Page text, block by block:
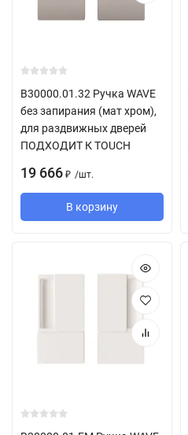
B30000.01.32 Ручка WAVE
без запирания (мат хром),
для раздвижных дверей
ПОДХОДИТ К TOUCH
19 666 ₽ /шт.
В корзину